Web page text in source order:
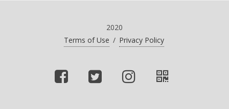
2020
Terms of Use / Privacy Policy